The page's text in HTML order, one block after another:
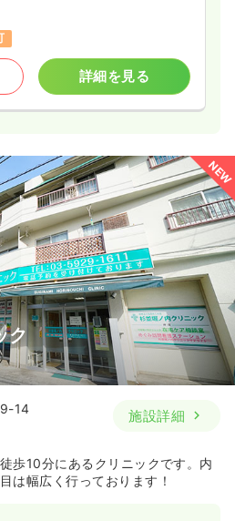
詳細を見る
NEW
ク
14
施設詳細
歩10分にあるクリニックです。内
は幅広く行っております！